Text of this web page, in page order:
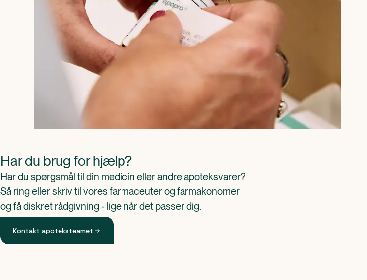
Har du brug for hjælp?
Har du spørgsmål til din medicin eller andre apoteksvarer?
Så ring eller skriv til vores farmaceuter og farmakonomer
og få diskret rådgivning - lige når det passer dig.
Kontakt apoteksteamet